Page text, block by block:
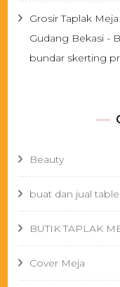
Grosir Taplak
Gudang Bekasi -
bundar skerting
Beauty
buat dan jual
BUTIK TAPLAK
Cover Meja